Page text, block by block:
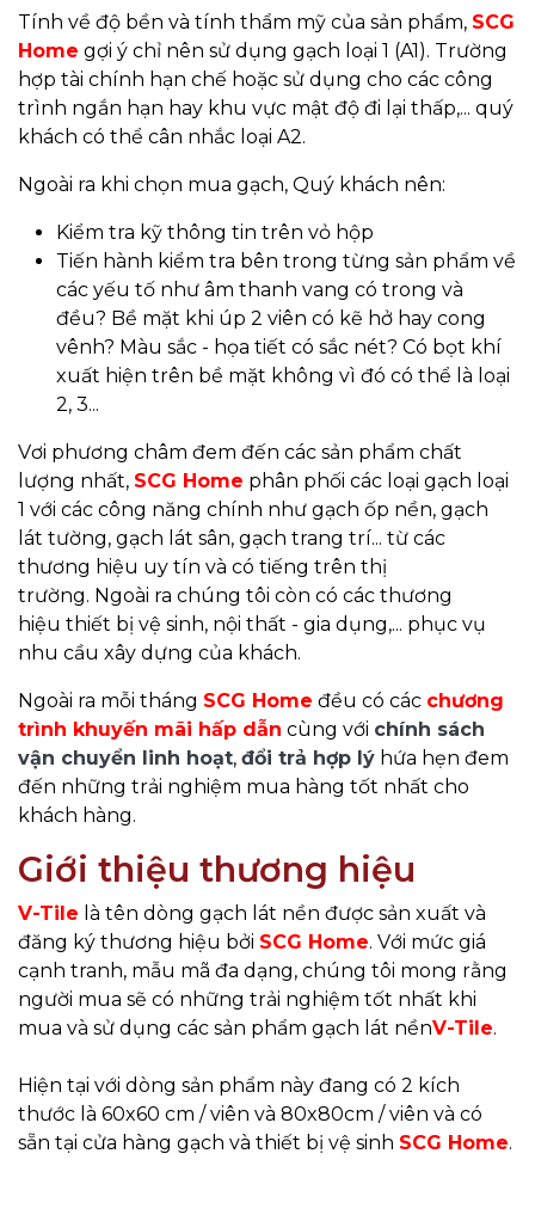
Tính về độ bền và tính thẩm mỹ của sản phẩm, SCG
Home gợi ý chỉ nên sử dụng gạch loại 1 (A1). Trường
hợp tài chính hạn chế hoặc sử dụng cho các công
trình ngắn hạn hay khu vực mật độ đi lại thấp,... quý
khách có thể cân nhắc loại A2.
Ngoài ra khi chọn mua gạch, Quý khách nên:
Kiểm tra kỹ thông tin trên vỏ hộp
Tiến hành kiểm tra bên trong từng sản phẩm về
các yếu tố như âm thanh vang có trong và
đều? Bề mặt khi úp 2 viên có kẽ hở hay cong
vênh? Màu sắc - họa tiết có sắc nét? Có bọt khí
xuất hiện trên bề mặt không vì đó có thể là loại
2, 3...
Vơi phương châm đem đến các sản phẩm chất
lượng nhất, SCG Home phân phối các loại gạch loại
1 với các công năng chính như gạch ốp nền, gạch
lát tường, gạch lát sân, gạch trang trí... từ các
thương hiệu uy tín và có tiếng trên thị
trường. Ngoài ra chúng tôi còn có các thương
hiệu thiết bị vệ sinh, nội thất - gia dụng,... phục vụ
nhu cầu xây dựng của khách.
Ngoài ra mỗi tháng SCG Home đều có các chương
trình khuyến mãi hấp dẫn cùng với chính sách
vận chuyển linh hoạt, đổi trả hợp lý hứa hẹn đem
đến những trải nghiệm mua hàng tốt nhất cho
khách hàng.
Giới thiệu thương hiệu
V-Tile là tên dòng gạch lát nền được sản xuất và
đăng ký thương hiệu bởi SCG Home. Với mức giá
cạnh tranh, mẫu mã đa dạng, chúng tôi mong rằng
người mua sẽ có những trải nghiệm tốt nhất khi
mua và sử dụng các sản phẩm gạch lát nềnV-Tile.
Hiện tại với dòng sản phẩm này đang có 2 kích
thước là 60x60 cm / viên và 80x80cm / viên và có
sẵn tại cửa hàng gạch và thiết bị vệ sinh SCG Home.